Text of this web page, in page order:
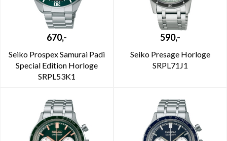
670,-
Seiko Prospex Samurai Padi
Special Edition Horloge
SRPL53K1
590,-
Seiko Presage Horloge
SRPL71J1